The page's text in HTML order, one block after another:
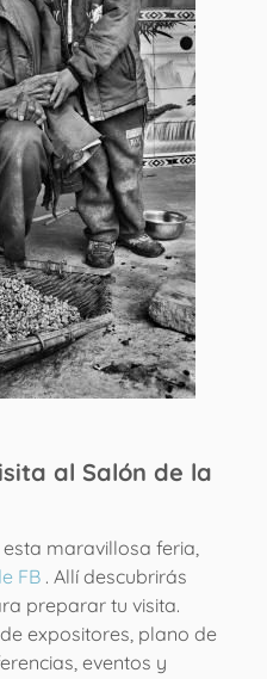
al Salón de la
maravillosa feria,
FB . Allí descubrirás
preparar tu visita.
expositores, plano de
eventos y